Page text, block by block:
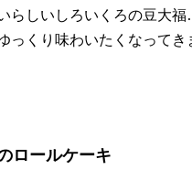
らしいしろいくろの豆大
っくり味わいたくなってき
ロールケーキ